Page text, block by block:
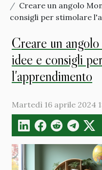
Creare un angolo
consigli per stimolare
Creare un
idee e consigli
l'apprendimento
Martedì 16 aprile 2024